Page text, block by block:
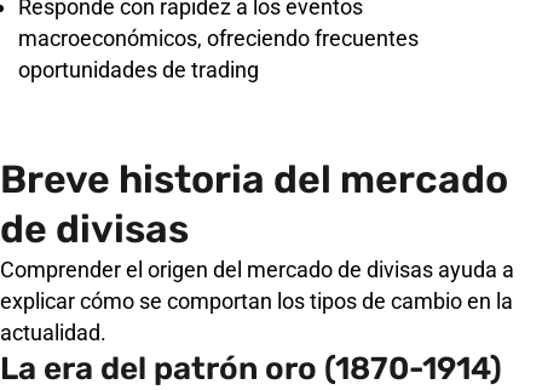
Responde con rapidez a los eventos
macroeconómicos, ofreciendo frecuentes
oportunidades de trading
Breve historia del mercado
de divisas
Comprender el origen del mercado de divisas ayuda a
explicar cómo se comportan los tipos de cambio en la
actualidad.
La era del patrón oro (1870-1914)